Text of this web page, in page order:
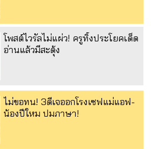
โพสต์ไวรัลไม่แผ่ว! ครูทิ้งประโยคเด็ด
อ่านแล้วมีสะดุ้ง
ไม่ขอทน! 3ดีเจออกโรงเซฟแม่แอฟ-
น้องปีใหม ปมภาษา!